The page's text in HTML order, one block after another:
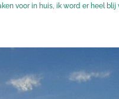
voor in huis, ik word er heel blij